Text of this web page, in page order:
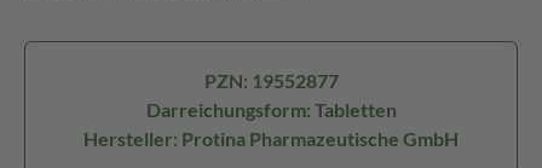
PZN: 19552877
Darreichungsform: Tabletten
Hersteller: Protina Pharmazeutische GmbH